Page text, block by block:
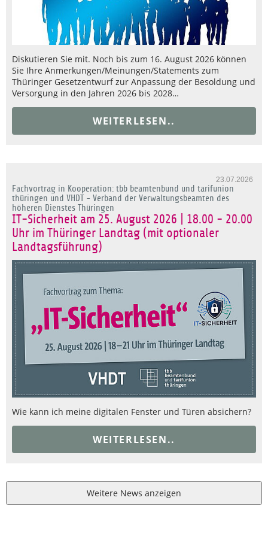
Diskutieren Sie mit. Noch bis zum 16. August 2026 können
Sie Ihre Anmerkungen/Meinungen/Statements zum
Thüringer Gesetzentwurf zur Anpassung der Besoldung und
Versorgung in den Jahren 2026 bis 2028…
WEITERLESEN..
23.07.2026
Fachvortrag in Kooperation: tbb beamtenbund und tarifunion
thüringen und VHDT - Verband der Verwaltungsbeamten des
höheren Dienstes Thüringen
IT-Sicherheit am 25. August 2026 | 18.00 - 20.00
Uhr im Thüringer Landtag (mit optionaler
Landtagsführung)
Wie kann ich meine digitalen Fenster und Türen absichern?
WEITERLESEN..
Weitere News anzeigen